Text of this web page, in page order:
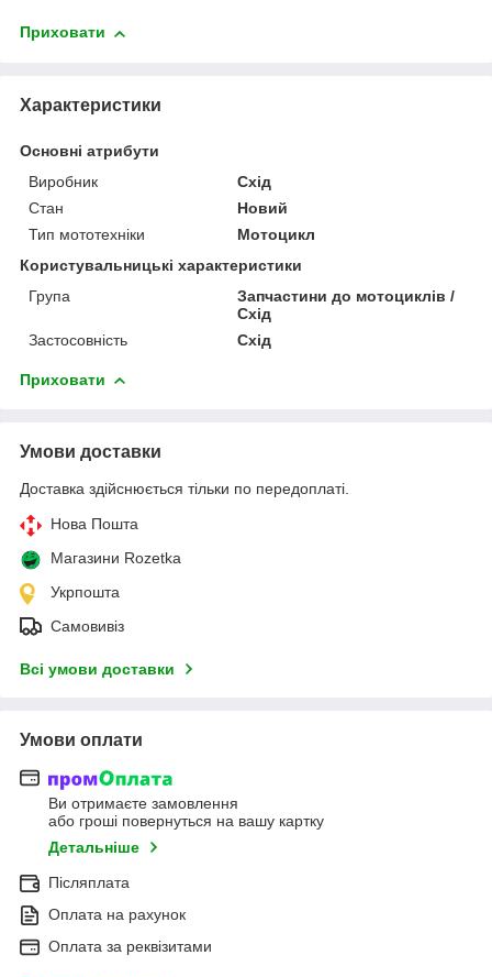
Приховати
Характеристики
Основні атрибути
Виробник
Схід
Стан
Новий
Тип мототехніки
Мотоцикл
Користувальницькі характеристики
Група
Запчастини до мотоциклів /
Схід
Застосовність
Схід
Приховати
Умови доставки
Доставка здійснюється тільки по передоплаті.
Нова Пошта
Магазини Rozetka
Укрпошта
Самовивіз
Всі умови доставки
Умови оплати
Ви отримаєте замовлення
або гроші повернуться на вашу картку
Детальніше
Післяплата
Оплата на рахунок
Оплата за реквізитами